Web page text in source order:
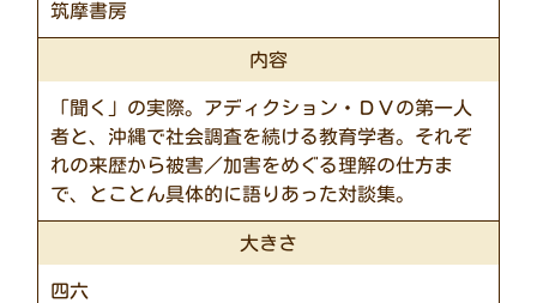
筑摩書房
内容
「聞く」の実際。アディクション・ＤＶの第一人
者と、沖縄で社会調査を続ける教育学者。それぞ
れの来歴から被害／加害をめぐる理解の仕方ま
で、とことん具体的に語りあった対談集。
大きさ
四六